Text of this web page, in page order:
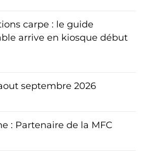
carpe : le guide
arrive en kiosque début
septembre 2026
: Partenaire de la MFC